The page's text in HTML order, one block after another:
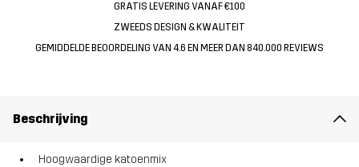
GRATIS LEVERING VANAF €100
ZWEEDS DESIGN & KWALITEIT
GEMIDDELDE BEOORDELING VAN 4.6 EN MEER DAN 840.000 REVIEWS
Beschrijving
Hoogwaardige katoenmix